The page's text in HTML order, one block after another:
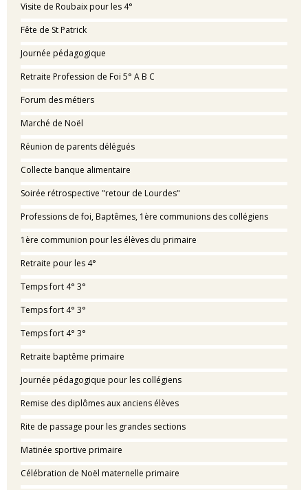
Visite de Roubaix pour les 4°
Fête de St Patrick
Journée pédagogique
Retraite Profession de Foi 5° A B C
Forum des métiers
Marché de Noël
Réunion de parents délégués
Collecte banque alimentaire
Soirée rétrospective "retour de Lourdes"
Professions de foi, Baptêmes, 1ère communions des collégiens
1ère communion pour les élèves du primaire
Retraite pour les 4°
Temps fort 4° 3°
Temps fort 4° 3°
Temps fort 4° 3°
Retraite baptême primaire
Journée pédagogique pour les collégiens
Remise des diplômes aux anciens élèves
Rite de passage pour les grandes sections
Matinée sportive primaire
Célébration de Noël maternelle primaire